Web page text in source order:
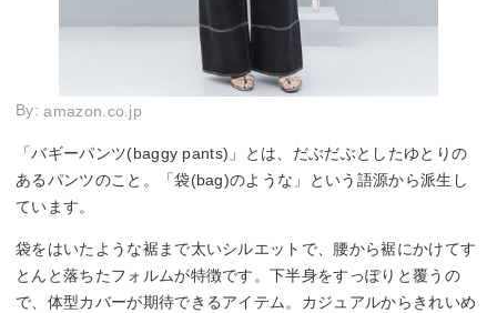
By:amazon.co.jp
「バギーパンツ(baggy pants)」とは、だぶだぶとしたゆとりの
あるパンツのこと。「袋(bag)のような」という語源から派生し
ています。
袋をはいたような裾まで太いシルエットで、腰から裾にかけてす
とんと落ちたフォルムが特徴です。下半身をすっぽりと覆うの
で、体型カバーが期待できるアイテム。カジュアルからきれいめ